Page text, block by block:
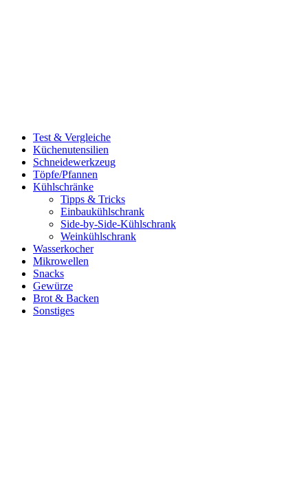
Test & Vergleiche
Küchenutensilien
Schneidewerkzeug
Töpfe/Pfannen
Kühlschränke
Tipps & Tricks
Einbaukühlschrank
Side-by-Side-Kühlschrank
Weinkühlschrank
Wasserkocher
Mikrowellen
Snacks
Gewürze
Brot & Backen
Sonstiges